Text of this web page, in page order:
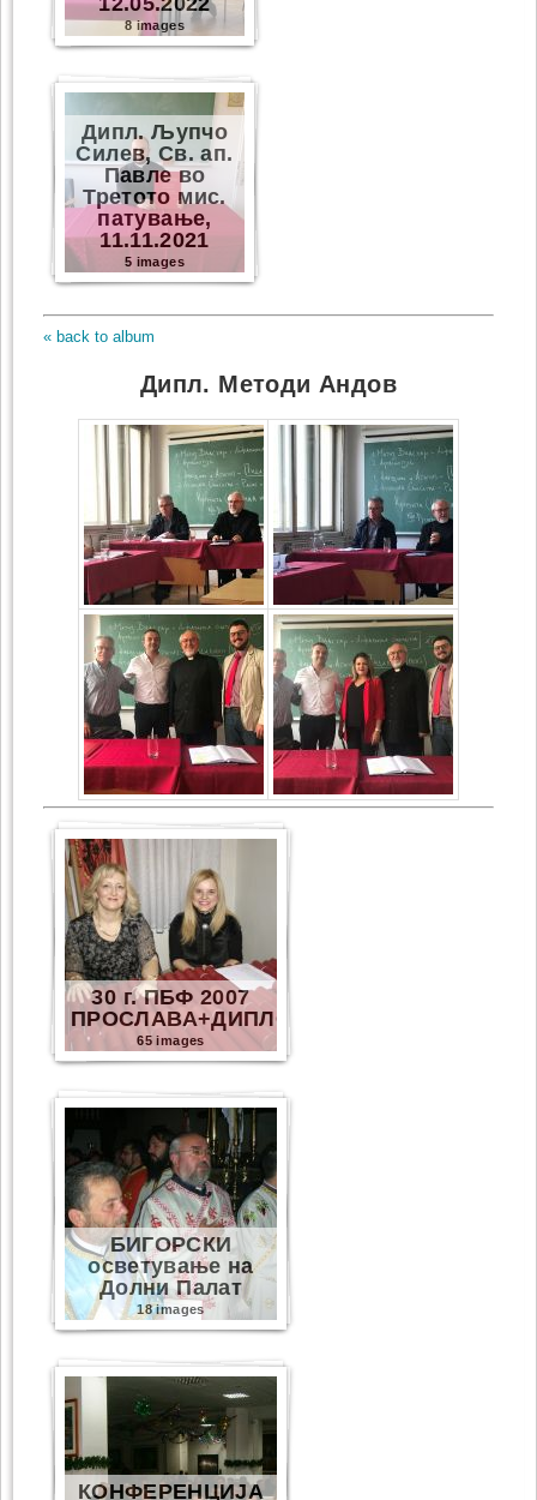
8 images
Дипл. Љупчо
Силев, Св. ап.
Павле во
Третото мис.
патување,
11.11.2021
5 images
« back to album
Дипл. Методи Андов
30 г. ПБФ 2007
ПРОСЛАВА+ДИПЛОМИ
65 images
БИГОРСКИ
осветување на
Долни Палат
18 images
КОНФЕРЕНЦИЈА